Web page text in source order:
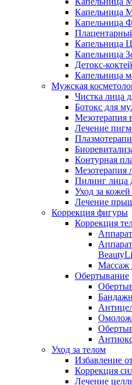
Капельница
Капельница
Капельница
Капельница
Детокс-
Капельница
Мужская
Чистка лица
Ботокс для
Мезотерапия
Лечение
Контурная
Мезотерапия
Пилинг лица
Уход за
Лечение
Коррекция фигуры
Коррекция
Массаж
Обертывание
Уход за телом
Избавление
Коррекция
Лечение